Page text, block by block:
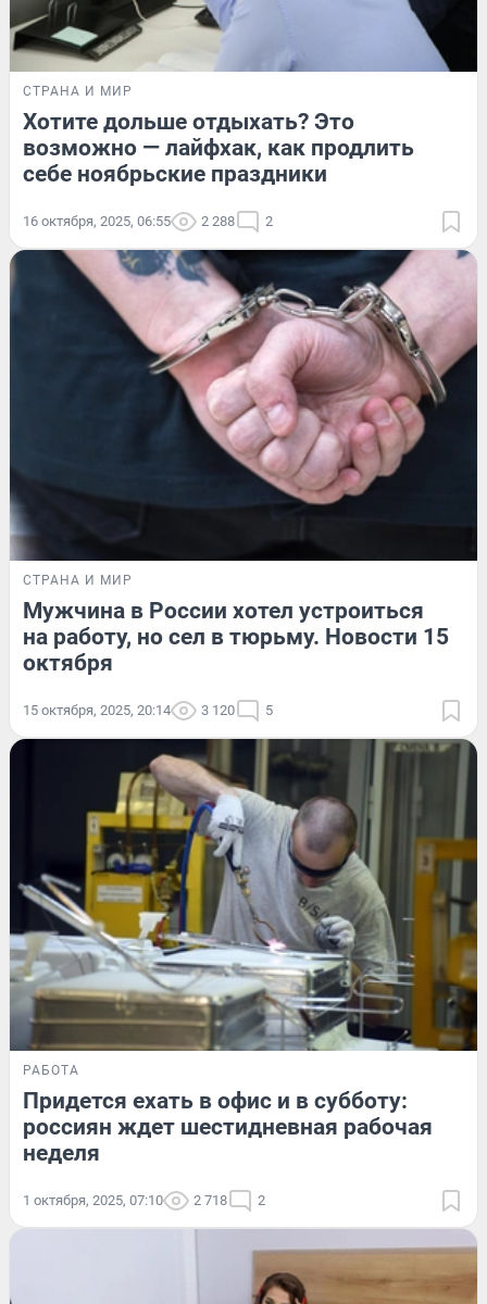
СТРАНА И МИР
Хотите дольше отдыхать? Это
возможно — лайфхак, как продлить
себе ноябрьские праздники
16 октября, 2025, 06:55 2 288 2
СТРАНА И МИР
Мужчина в России хотел устроиться
на работу, но сел в тюрьму. Новости 15
октября
15 октября, 2025, 20:14 3 120 5
РАБОТА
Придется ехать в офис и в субботу:
россиян ждет шестидневная рабочая
неделя
1 октября, 2025, 07:10 2 718 2